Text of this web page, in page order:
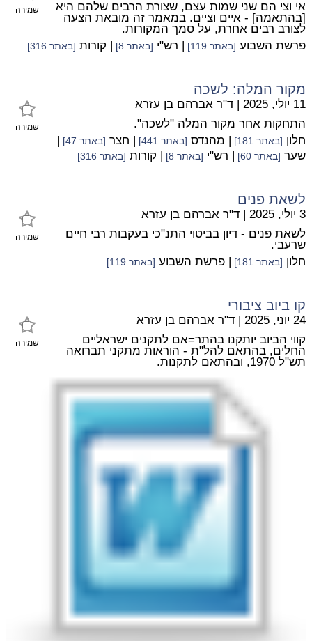
שמירה
אי וצי הם שני שמות עצם, שצורת הרבים שלהם היא
[בהתאמה] - איים וציים. במאמר זה מובאת הצעה
לצורב רבים אחרת, על סמך המקורות.
פרשת השבוע [באתר 119] | רש"י [באתר 8] | קורות [באתר 316]
מקור המלה: לשכה
שמירה
11 יולי, 2025 | ד"ר אברהם בן עזרא
התחקות אחר מקור המלה "לשכה".
חלון [באתר 181] | מהנדס [באתר 441] | חצר [באתר 47]
|
שער [באתר 60] | רש"י [באתר 8] | קורות [באתר 316]
לשאת פנים
שמירה
3 יולי, 2025 | ד"ר אברהם בן עזרא
לשאת פנים - דיון בביטוי התנ"כי בעקבות רבי חיים
שרעבי.
חלון [באתר 181] | פרשת השבוע [באתר 119]
קו ביוב ציבורי
שמירה
24 יוני, 2025 | ד"ר אברהם בן עזרא
קווי הביוב יותקנו בהתר=אם לתקנים ישראליים
החלים, בהתאם להל"ת - הוראות מתקני תברואה
תש"ל 1970, ובהתאם לתקנות.